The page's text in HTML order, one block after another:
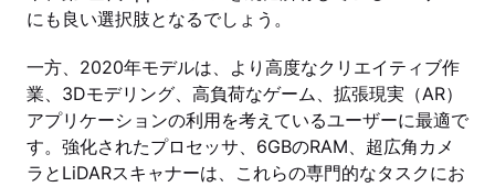
にも良い選択肢となるでしょう。
一方、2020年モデルは、より高度なクリエイティブ作
業、3Dモデリング、高負荷なゲーム、拡張現実（AR）
アプリケーションの利用を考えているユーザーに最適で
す。強化されたプロセッサ、6GBのRAM、超広角カメ
ラとLiDARスキャナーは、これらの専門的なタスクにお